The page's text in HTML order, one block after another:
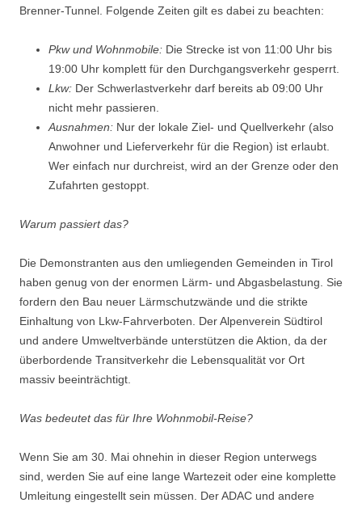
Brenner-Tunnel. Folgende Zeiten gilt es dabei zu beachten:
Pkw und Wohnmobile: Die Strecke ist von 11:00 Uhr bis
19:00 Uhr komplett für den Durchgangsverkehr gesperrt.
Lkw: Der Schwerlastverkehr darf bereits ab 09:00 Uhr
nicht mehr passieren.
Ausnahmen: Nur der lokale Ziel- und Quellverkehr (also
Anwohner und Lieferverkehr für die Region) ist erlaubt.
Wer einfach nur durchreist, wird an der Grenze oder den
Zufahrten gestoppt.
Warum passiert das?
Die Demonstranten aus den umliegenden Gemeinden in Tirol
haben genug von der enormen Lärm- und Abgasbelastung. Sie
fordern den Bau neuer Lärmschutzwände und die strikte
Einhaltung von Lkw-Fahrverboten. Der Alpenverein Südtirol
und andere Umweltverbände unterstützen die Aktion, da der
überbordende Transitverkehr die Lebensqualität vor Ort
massiv beeinträchtigt.
Was bedeutet das für Ihre Wohnmobil-Reise?
Wenn Sie am 30. Mai ohnehin in dieser Region unterwegs
sind, werden Sie auf eine lange Wartezeit oder eine komplette
Umleitung eingestellt sein müssen. Der ADAC und andere